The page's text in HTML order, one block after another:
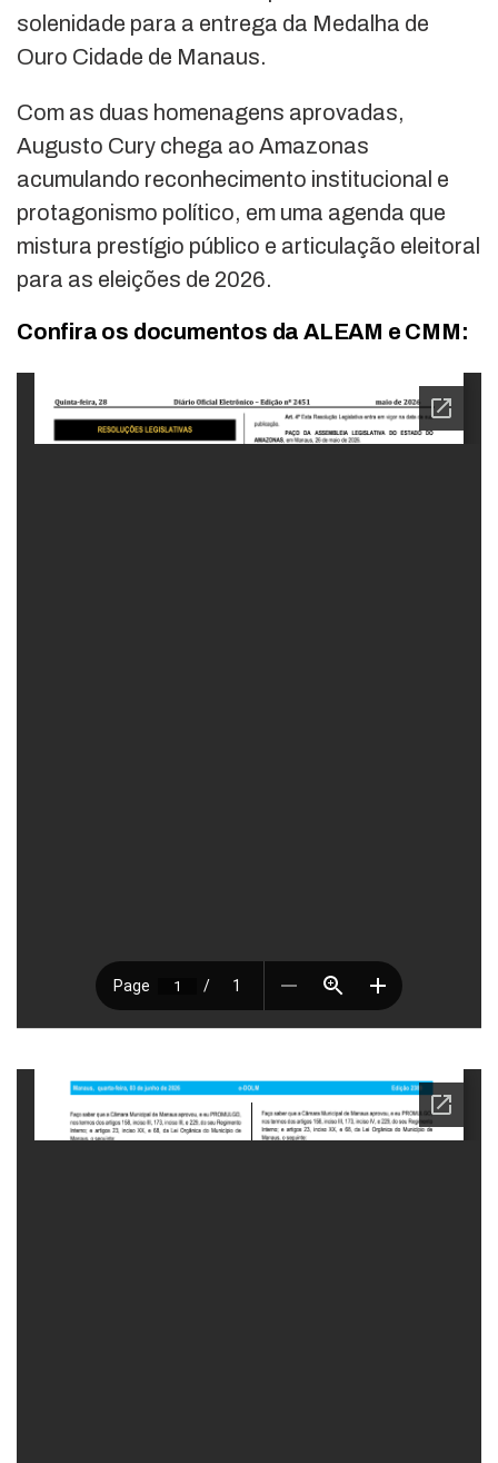
solenidade para a entrega da Medalha de
Ouro Cidade de Manaus.
Com as duas homenagens aprovadas,
Augusto Cury chega ao Amazonas
acumulando reconhecimento institucional e
protagonismo político, em uma agenda que
mistura prestígio público e articulação eleitoral
para as eleições de 2026.
Confira os documentos da ALEAM e CMM: